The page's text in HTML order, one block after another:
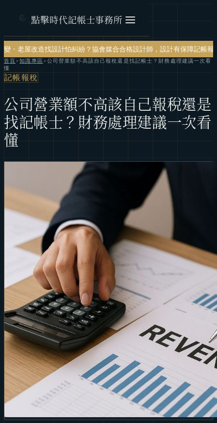
點擊時代記帳士事務所
怕糾紛？協會媒合合格設計師，設計有保障記帳報稅・節稅規劃・帳務
首頁 ›知識專區 › 公司營業額不高該自己報稅還是找記帳士？財務處理建議一次看
懂
記帳報稅
公司營業額不高該自己報稅還是
找記帳士？財務處理建議一次看
懂